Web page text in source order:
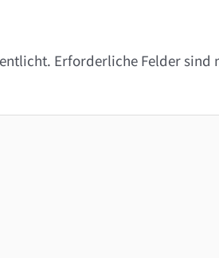
Erforderliche Felder sind